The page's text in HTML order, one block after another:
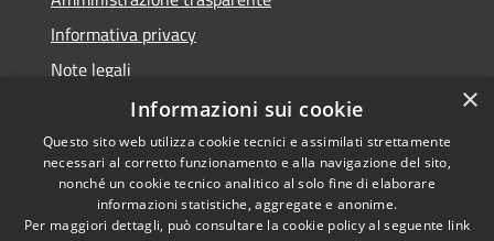
Informativa privacy
Note legali
Dichiarazione di accessibilità
RSS
Copyright © 2026 • Comune di
×
Informazioni sui cookie
Questo sito web utilizza cookie tecnici e assimilati strettamente
necessari al corretto funzionamento e alla navigazione del sito,
nonché un cookie tecnico analitico al solo fine di elaborare
informazioni statistiche, aggregate e anonime.
Per maggiori dettagli, può consultare la cookie policy al seguente link